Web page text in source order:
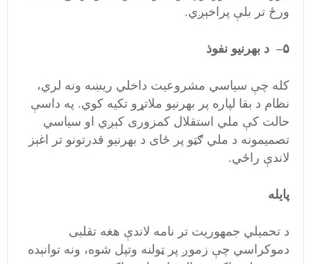
ورځ تر بلې پراخېږي.
۵– د بهرنیو نفوذ
کله چې سیاسي مشروعیت داخلي ریښه ونه لري،
نظام د بقا لپاره پر بهرنیو ملاتړو تکیه کوي. په داسې
حالت کې ملي استقلال کمزوری کېږي او سیاسي
تصمیمونه د ملي ګټو پر ځای د بهرنیو قدرتونو تر اغېز
لاندې راځي.
پایله
د تحمیلي جمهوریت تر نامه لاندې هغه تقلبی
دموکراسي چې زموږ پر ټولنه وتپل شوه، ونه توانېده